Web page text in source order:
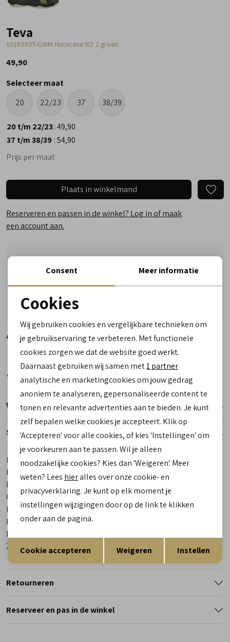
Teva
1019390T-GWM Hurricane XLT 2 groen
49,90
Selecteer maat
20
22/23 37 38/39
Prijs per maat
20 t/m 22/23:49,90
37 t/m 38/39 :54,90
Plaats in winkelmand
Reserveren en passen in de winkel? Log in of maak
een account aan.
Vragen? Wij helpen u graag! Whatsapp of bel ons
Gratis verzending vanaf €50,- (uitgezonderd sale)
Reserveer- en passervice in de winkel!
Alternatieve kleuren
Winkelvoorraad
Specificaties
Merk
Teva
Leveranciercode
1019390T-GWM Hurricane XLT 2
Bestelcode
Categorie
Sandalen
Kleur
Groen
Materiaal buitenkant
Materiaal binnenkant
Zool
Rubber
Retourneren
Reserveer en pas in de winkel
Noodzakelijke cookies
Analytische cookies
Marketing cookies
Terug Opslaan
Consent Meer informatie
Cookies
Wij gebruiken cookies en vergelijkbare technieken om
je gebruikservaring te verbeteren. Met functionele
cookies zorgen we dat de website goed werkt.
Daarnaast gebruiken wij samen met1 partner
analytische en marketingcookies om jouw gedrag
anoniem te analyseren, gepersonaliseerde content te
tonen en relevante advertenties aan te bieden. Je kunt
zelf bepalen welke cookies je accepteert. Klik op
'Accepteren' voor alle cookies, of kies 'Instellingen' om
je voorkeuren aan te passen. Wil je alleen
noodzakelijke cookies? Kies dan 'Weigeren'. Meer
weten? Lees hieralles over onze cookie- en
privacyverklaring. Je kunt op elk moment je
instellingen wijzigingen door op de link te klikken
onder aan de pagina.
Cookie accepteren Weigeren Instellen